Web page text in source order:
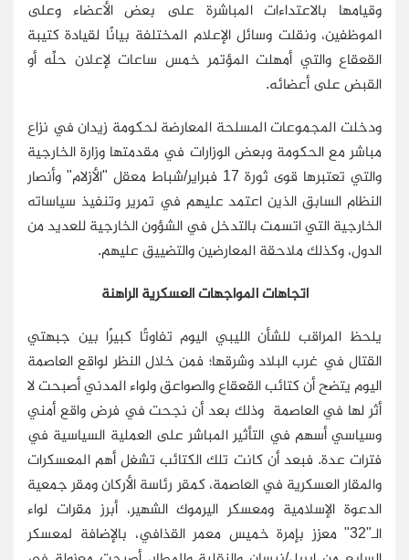
وقيامها بالاعتداءات المباشرة على بعض الأعضاء وعلى
الموظفين، ونقلت وسائل الإعلام المختلفة بيانًا لقيادة كتيبة
القعقاع والتي أمهلت المؤتمر خمس ساعات لإعلان حلِّه أو
القبض على أعضائه.
ودخلت المجموعات المسلحة المعارضة لحكومة زيدان في نزاع
مباشر مع الحكومة وبعض الوزارات في مقدمتها وزارة الخارجية
والتي تعتبرها قوى ثورة 17 فبراير/شباط معقل "الأزلام" وأنصار
النظام السابق الذين اعتمد عليهم في تمرير وتنفيذ سياساته
الخارجية التي اتسمت بالتدخل في الشؤون الخارجية للعديد من
الدول، وكذلك ملاحقة المعارضين والتضييق عليهم.
اتجاهات المواجهات العسكرية الراهنة
يلحظ المراقب للشأن الليبي اليوم تفاوتًا كبيرًا بين جبهتي
القتال في غرب البلاد وشرقها؛ فمن خلال النظر لواقع العاصمة
اليوم يتضح أن كتائب القعقاع والصواعق ولواء المدني أصبحت لا
أثر لها في العاصمة وذلك بعد أن نجحت في فرض واقع أمني
وسياسي أسهم في التأثير المباشر على العملية السياسية في
فترات عدة. فبعد أن كانت تلك الكتائب تشغل أهم المعسكرات
والمقار العسكرية في العاصمة، كمقر رئاسة الأركان ومقر جمعية
الدعوة الإسلامية ومعسكر اليرموك الشهير، أبرز مقرات لواء
الـ"32" معزز بإمرة خميس معمر القذافي، بالإضافة لمعسكر